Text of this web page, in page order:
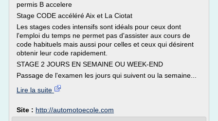
permis B accelere
Stage CODE accéléré Aix et La Ciotat
Les stages codes intensifs sont idéals pour ceux dont
l'emploi du temps ne permet pas d'assister aux cours de
code habituels mais aussi pour celles et ceux qui désirent
obtenir leur code rapidement.
STAGE 2 JOURS EN SEMAINE OU WEEK-END
Passage de l'examen les jours qui suivent ou la semaine...
Lire la suite
Site : http://automotoecole.com